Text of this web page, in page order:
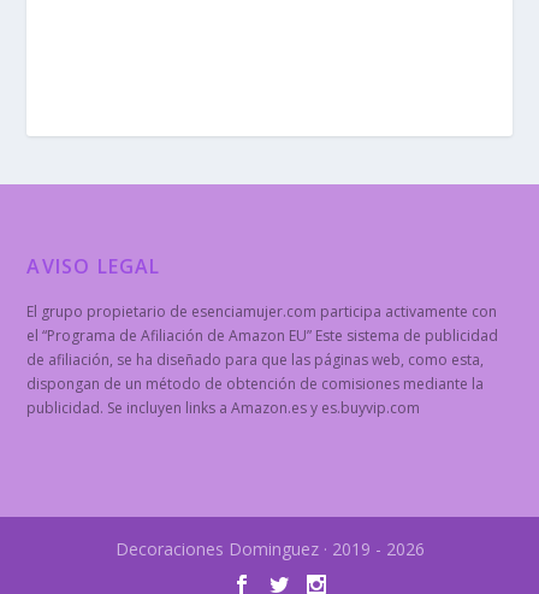
AVISO LEGAL
El grupo propietario de esenciamujer.com participa activamente con
el “Programa de Afiliación de Amazon EU” Este sistema de publicidad
de afiliación, se ha diseñado para que las páginas web, como esta,
dispongan de un método de obtención de comisiones mediante la
publicidad. Se incluyen links a Amazon.es y es.buyvip.com
Decoraciones Dominguez · 2019 - 2026